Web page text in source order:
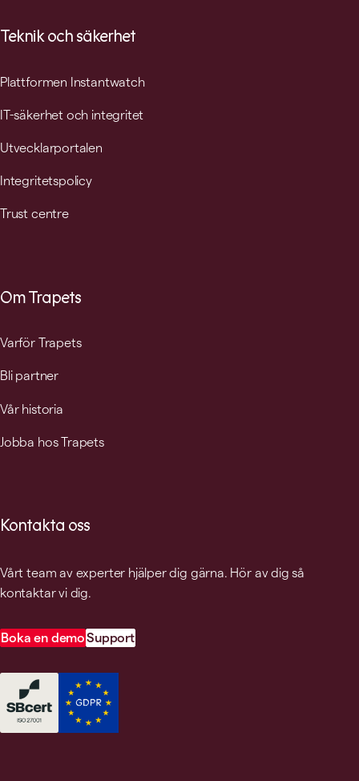
Teknik och säkerhet
Plattformen Instantwatch
IT-säkerhet och integritet
Utvecklarportalen
Integritetspolicy
Trust centre
Om Trapets
Varför Trapets
Bli partner
Vår historia
Jobba hos Trapets
Kontakta oss
Vårt team av experter hjälper dig gärna. Hör av dig så
kontaktar vi dig.
Boka en demoSupport